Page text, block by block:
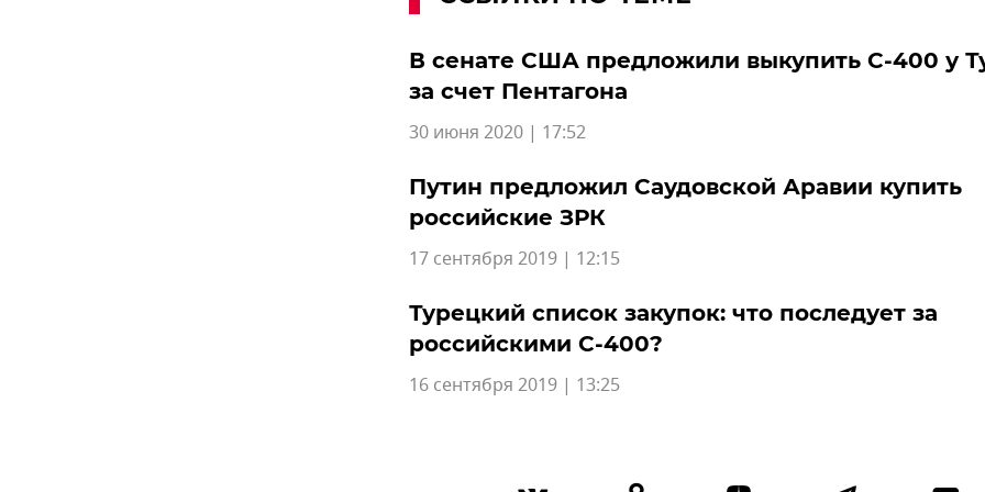
В сенате США предложили выкупить С-400 у
за счет Пентагона
30 июня 2020 | 17:52
Путин предложил Саудовской Аравии купить
российские ЗРК
17 сентября 2019 | 12:15
Турецкий список закупок: что последует за
российскими С-400?
16 сентября 2019 | 13:25